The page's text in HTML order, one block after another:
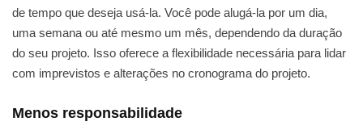
de tempo que deseja usá-la. Você pode alugá-la por um dia,
uma semana ou até mesmo um mês, dependendo da duração
do seu projeto. Isso oferece a flexibilidade necessária para lidar
com imprevistos e alterações no cronograma do projeto.
Menos responsabilidade